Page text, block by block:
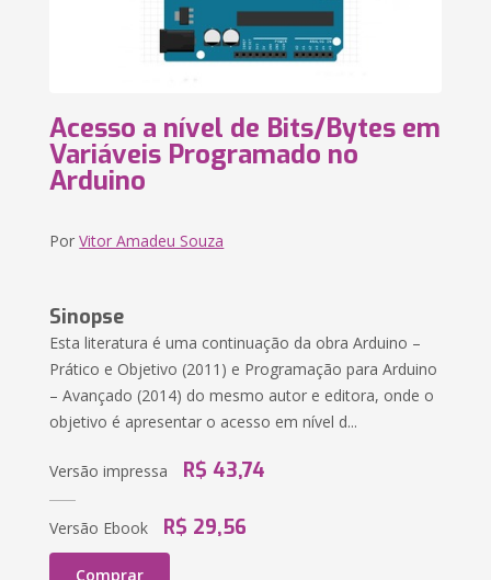
Acesso a nível de Bits/Bytes em
Variáveis Programado no
Arduino
PorVitor Amadeu Souza
Sinopse
Esta literatura é uma continuação da obra Arduino –
Prático e Objetivo (2011) e Programação para Arduino
– Avançado (2014) do mesmo autor e editora, onde o
objetivo é apresentar o acesso em nível d...
Versão impressa R$ 43,74
Versão Ebook R$ 29,56
Comprar